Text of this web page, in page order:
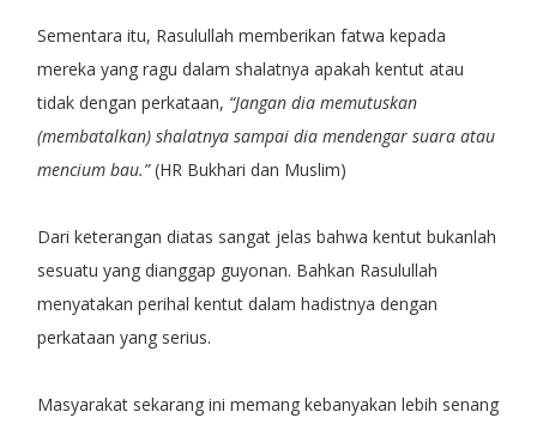
Sementara itu, Rasulullah memberikan fatwa kepada
mereka yang ragu dalam shalatnya apakah kentut atau
tidak dengan perkataan, “Jangan dia memutuskan
(membatalkan) shalatnya sampai dia mendengar suara atau
mencium bau.”(HR Bukhari dan Muslim)
Dari keterangan diatas sangat jelas bahwa kentut bukanlah
sesuatu yang dianggap guyonan. Bahkan Rasulullah
menyatakan perihal kentut dalam hadistnya dengan
perkataan yang serius.
Masyarakat sekarang ini memang kebanyakan lebih senang